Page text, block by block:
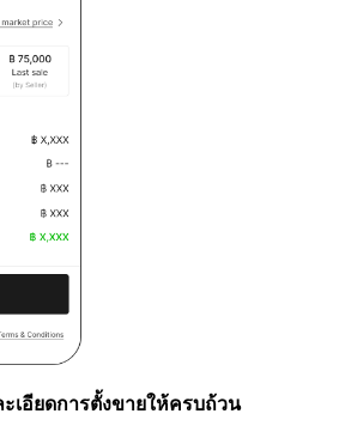
เอียดการตั้งขายให้ครบถ้วน